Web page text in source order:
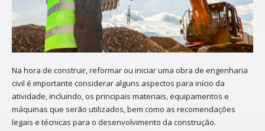
Na hora de construir, reformar ou iniciar uma obra de engenharia
civil é importante considerar alguns aspectos para início da
atividade, incluindo, os principais materiais, equipamentos e
máquinas que serão utilizados, bem como as recomendações
legais e técnicas para o desenvolvimento da construção.